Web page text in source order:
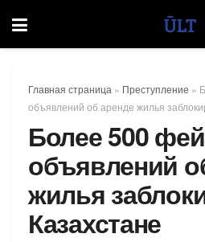
Главная страница » Преступление »
объявлений об аренде жилья
Более 500
объявлений
жилья
Казахстане